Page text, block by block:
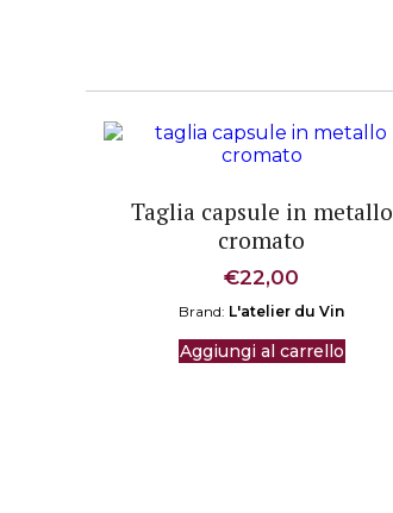
Taglia capsule in metallo
cromato
€22,00
Brand: L'atelier du Vin
Aggiungi al carrello